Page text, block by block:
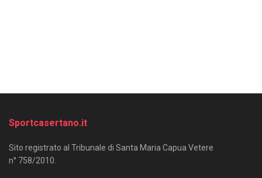
Sportcasertano.it
Sito registrato al Tribunale di Santa Maria Capua Vetere
n° 758/2010.